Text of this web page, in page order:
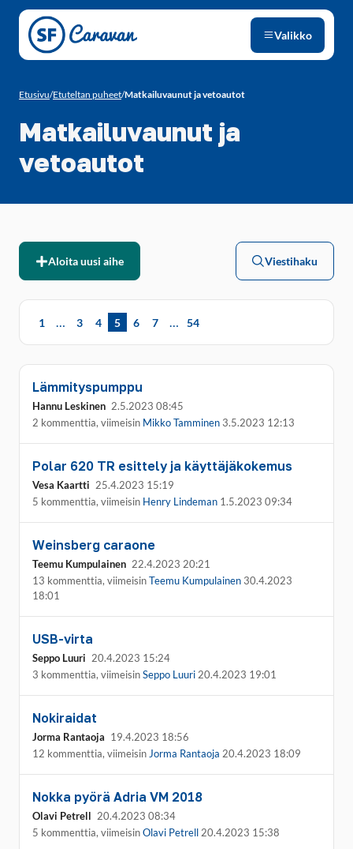
Siirry sivun sisältöön
Valikko
Etusivu/Etuteltan puheet/Matkailuvaunut ja vetoautot
Matkailuvaunut ja
vetoautot
Aloita uusi aihe Viestihaku
1 … 3 4 5 6 7 … 54
Lämmityspumppu
Hannu Leskinen 2.5.2023 08:45
2 kommenttia, viimeisin Mikko Tamminen 3.5.2023 12:13
Polar 620 TR esittely ja käyttäjäkokemus
Vesa Kaartti 25.4.2023 15:19
5 kommenttia, viimeisin Henry Lindeman 1.5.2023 09:34
Weinsberg caraone
Teemu Kumpulainen 22.4.2023 20:21
13 kommenttia, viimeisinTeemu Kumpulainen 30.4.2023
18:01
USB-virta
Seppo Luuri 20.4.2023 15:24
3 kommenttia, viimeisinSeppo Luuri 20.4.2023 19:01
Nokiraidat
Jorma Rantaoja 19.4.2023 18:56
12 kommenttia, viimeisin Jorma Rantaoja 20.4.2023 18:09
Nokka pyörä Adria VM 2018
Olavi Petrell 20.4.2023 08:34
5 kommenttia, viimeisinOlavi Petrell 20.4.2023 15:38